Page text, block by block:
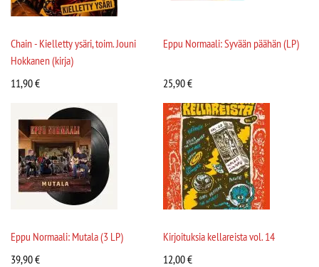
Chain - Kielletty ysäri, toim. Jouni
Hokkanen (kirja)
11,90€
Eppu Normaali: Syvään päähän (LP)
25,90€
Eppu Normaali: Mutala (3 LP)
39,90€
Kirjoituksia kellareista vol. 14
12,00€